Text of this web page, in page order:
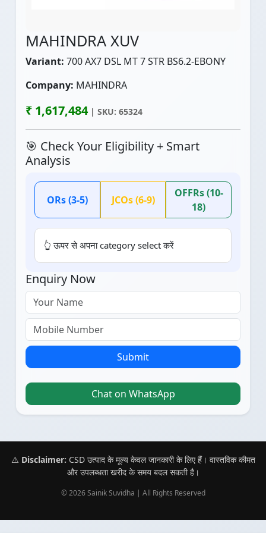
MAHINDRA XUV
Variant: 700 AX7 DSL MT 7 STR BS6.2-EBONY
Company: MAHINDRA
₹ 1,617,484| SKU: 65324
🎯 Check Your Eligibility + Smart
Analysis
ORs (3-5) JCOs (6-9)
OFFRs (10-
18)
👆 ऊपर से अपना category select करें
Enquiry Now
Submit
Chat on WhatsApp
⚠️ Disclaimer: CSD उत्पाद के मूल्य केवल जानकारी के लिए हैं। वास्तविक कीमत
और उपलब्धता खरीद के समय बदल सकती है।
© 2026 Sainik Suvidha | All Rights Reserved